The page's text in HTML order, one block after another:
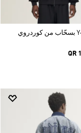
هودي Y-3 بسحّاب من كوردروي
QR